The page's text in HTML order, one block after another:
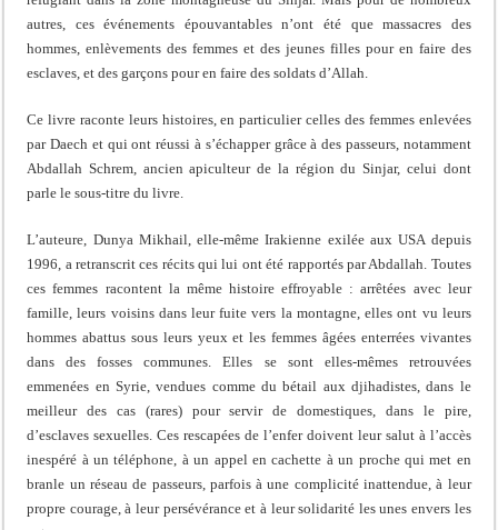
autres, ces événements épouvantables n’ont été que massacres des
hommes, enlèvements des femmes et des jeunes filles pour en faire des
esclaves, et des garçons pour en faire des soldats d’Allah.
Ce livre raconte leurs histoires, en particulier celles des femmes enlevées
par Daech et qui ont réussi à s’échapper grâce à des passeurs, notamment
Abdallah Schrem, ancien apiculteur de la région du Sinjar, celui dont
parle le sous-titre du livre.
L’auteure, Dunya Mikhail, elle-même Irakienne exilée aux USA depuis
1996, a retranscrit ces récits qui lui ont été rapportés par Abdallah. Toutes
ces femmes racontent la même histoire effroyable : arrêtées avec leur
famille, leurs voisins dans leur fuite vers la montagne, elles ont vu leurs
hommes abattus sous leurs yeux et les femmes âgées enterrées vivantes
dans des fosses communes. Elles se sont elles-mêmes retrouvées
emmenées en Syrie, vendues comme du bétail aux djihadistes, dans le
meilleur des cas (rares) pour servir de domestiques, dans le pire,
d’esclaves sexuelles. Ces rescapées de l’enfer doivent leur salut à l’accès
inespéré à un téléphone, à un appel en cachette à un proche qui met en
branle un réseau de passeurs, parfois à une complicité inattendue, à leur
propre courage, à leur persévérance et à leur solidarité les unes envers les